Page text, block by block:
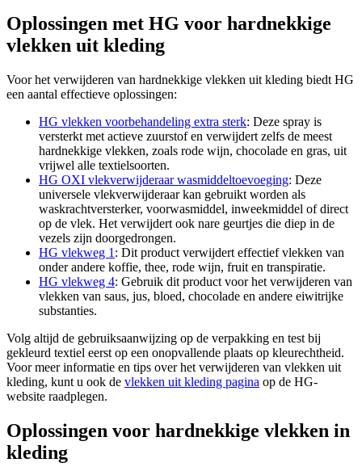
Oplossingen met HG voor hardnekkige
vlekken uit kleding
Voor het verwijderen van hardnekkige vlekken uit kleding biedt HG
een aantal effectieve oplossingen:
HG vlekken voorbehandeling extra sterk: Deze spray is
versterkt met actieve zuurstof en verwijdert zelfs de meest
hardnekkige vlekken, zoals rode wijn, chocolade en gras, uit
vrijwel alle textielsoorten.
HG OXI vlekverwijderaar wasmiddeltoevoeging: Deze
universele vlekverwijderaar kan gebruikt worden als
waskrachtversterker, voorwasmiddel, inweekmiddel of direct
op de vlek. Het verwijdert ook nare geurtjes die diep in de
vezels zijn doorgedrongen.
HG vlekweg 1 : Dit product verwijdert effectief vlekken van
onder andere koffie, thee, rode wijn, fruit en transpiratie.
HG vlekweg 4: Gebruik dit product voor het verwijderen van
vlekken van saus, jus, bloed, chocolade en andere eiwitrijke
substanties.
Volg altijd de gebruiksaanwijzing op de verpakking en test bij
gekleurd textiel eerst op een onopvallende plaats op kleurechtheid.
Voor meer informatie en tips over het verwijderen van vlekken uit
kleding, kunt u ook de vlekken uit kleding pagina op de HG-
website raadplegen.
Oplossingen voor hardnekkige vlekken in
kleding